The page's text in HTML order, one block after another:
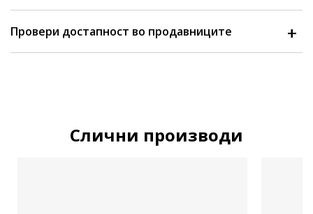
Провери достапност во продавниците
Слични производи